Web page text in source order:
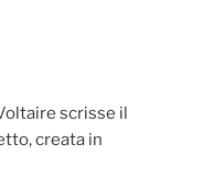
scrisse il
creata in